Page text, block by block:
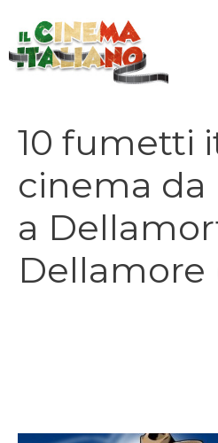
contenuto
10 fumetti
cinema da
a
Dellamore